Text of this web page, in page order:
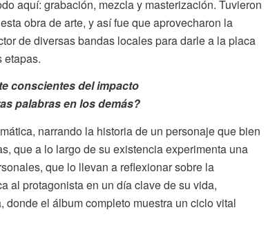
aquí: grabación, mezcla y masterización. Tuvieron
obra de arte, y así fue que aprovecharon la
de diversas bandas locales para darle a la placa
etapas.
conscientes del impacto
palabras en los demás?
narrando la historia de un personaje que bien
que a lo largo de su existencia experimenta una
que lo llevan a reflexionar sobre la
al protagonista en un día clave de su vida,
el álbum completo muestra un ciclo vital